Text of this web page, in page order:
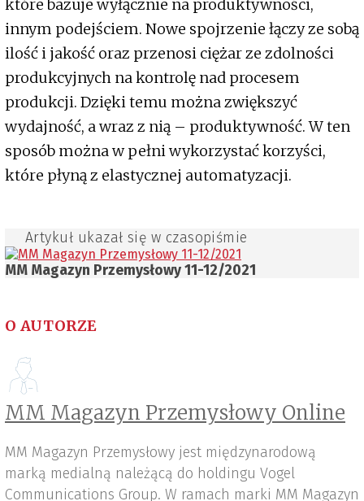
które bazuje wyłącznie na produktywności,
innym podejściem. Nowe spojrzenie łączy ze sobą
ilość i jakość oraz przenosi ciężar ze zdolności
produkcyjnych na kontrolę nad procesem
produkcji. Dzięki temu można zwiększyć
wydajność, a wraz z nią – produktywność. W ten
sposób można w pełni wykorzystać korzyści,
które płyną z elastycznej automatyzacji.
Artykuł ukazał się w czasopiśmie
MM Magazyn Przemysłowy 11-12/2021
O AUTORZE
MM Magazyn Przemysłowy Online
MM Magazyn Przemysłowy jest międzynarodową
marką medialną należącą do holdingu Vogel
Communications Group. W ramach marki MM Magazyn